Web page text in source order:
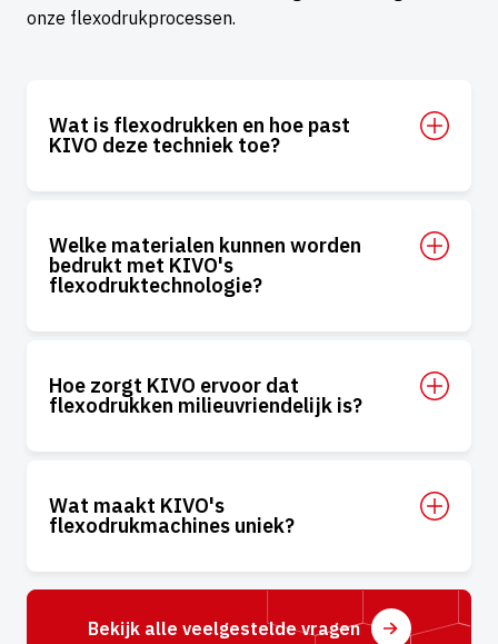
onze flexodrukprocessen.
Wat is flexodrukken en hoe past
KIVO deze techniek toe?
Welke materialen kunnen worden
bedrukt met KIVO's
flexodruktechnologie?
Hoe zorgt KIVO ervoor dat
flexodrukken milieuvriendelijk is?
Wat maakt KIVO's
flexodrukmachines uniek?
Bekijk alle veelgestelde vragen